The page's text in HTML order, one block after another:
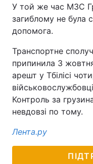
У той же час МЗС
загиблому не була
допомога.
Транспортне
припинила 3
арешт у Тбілісі
Контроль за
невдовзі по тому.
Лента.ру